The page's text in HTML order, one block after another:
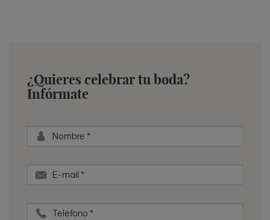
¿Quieres celebrar tu boda?
Infórmate
Nombre *
E-mail *
Teléfono *